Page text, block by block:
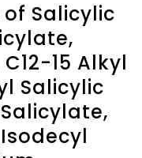
Salicylic
15 Alkyl
Salicylic